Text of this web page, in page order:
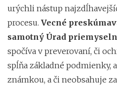
urýchli nástup
procesu. Vecné
samotný Úrad
spočíva v preverovaní, či
spĺňa základné podmienky,
známkou, a či neobsahuje